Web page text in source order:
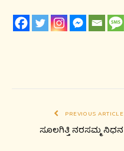
PREVIOUS ARTICLE
ಸೂಲಗಿತ್ತಿ ನರಸಮ್ಮ ನಿಧನ